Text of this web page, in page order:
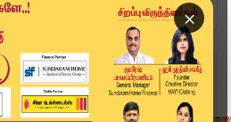
×
சுட்டுக்கொலை: அதிர்ச்ச...